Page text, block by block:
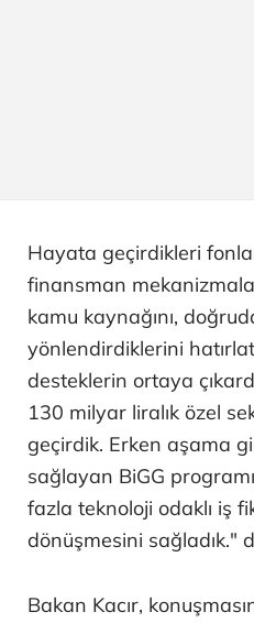
Hayata geçirdikleri
finansman
kamu kaynağını,
yönlendirdiklerini
desteklerin ortaya
130 milyar liralık özel
geçirdik. Erken aşama
sağlayan BiGG
fazla teknoloji odaklı iş
dönüşmesini sağladık."
Bakan Kacır,